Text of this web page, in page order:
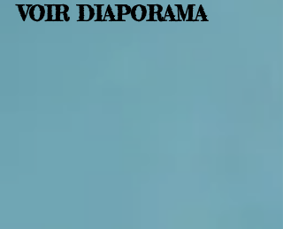
VOIR DIAPORAMA